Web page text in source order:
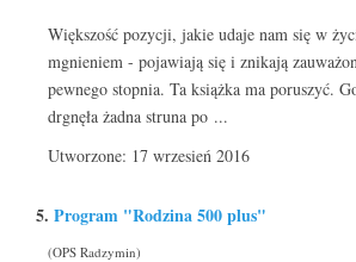
Większość pozycji, jakie udaje nam się w
mgnieniem - pojawiają się i znikają
pewnego stopnia. Ta książka ma poruszyć.
drgnęła żadna struna po ...
Utworzone: 17 wrzesień 2016
5. Program "Rodzina 500 plus"
(OPS Radzymin)